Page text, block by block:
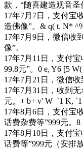
款，“随喜建造观音圣
17年7月7日，支付宝
造佛像”。 & q( t. N*
17年7月9日，微信收
像”。
17年7月11日，支付
99.8元”。 0 e, Y6 [5
17年7月21日，微信
17年7月31日，收到
元。 + b+ v' W `1 K,
17年8月6日，支付宝
话费杂费等”999元。 8
17年8月10日，支付
话费等”999元（安排